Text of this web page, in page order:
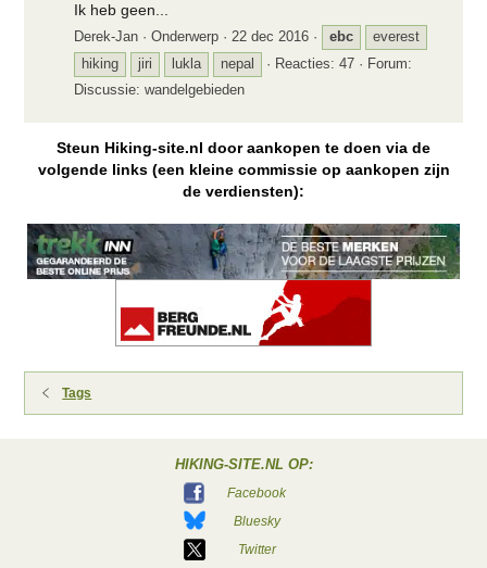
Ik heb geen...
Derek-Jan Onderwerp 22 dec 2016 ebc
everest
hiking
jiri lukla nepal Reacties: 47
Forum:
Discussie: wandelgebieden
Steun Hiking-site.nl door aankopen te doen via de
volgende links (een kleine commissie op aankopen zijn
de verdiensten):
Tags
HIKING-SITE.NL OP:
Facebook
Bluesky
Twitter